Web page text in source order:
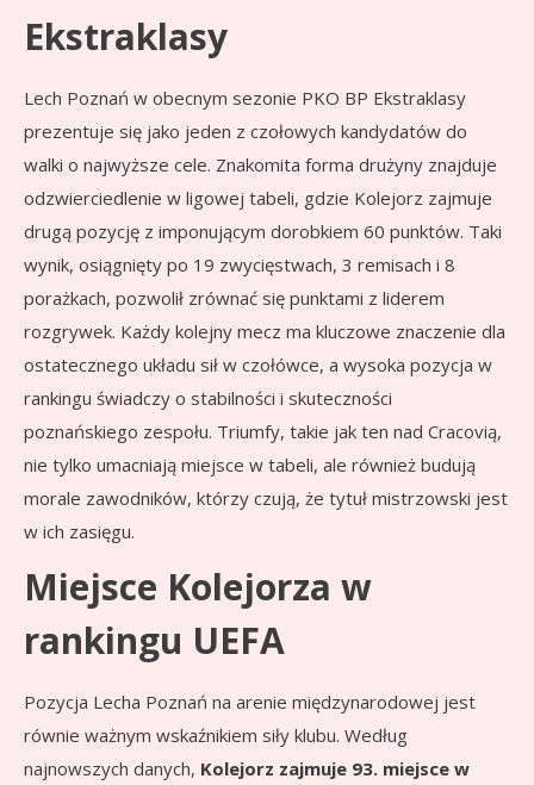
Ekstraklasy
Lech Poznań w obecnym sezonie PKO BP Ekstraklasy
prezentuje się jako jeden z czołowych kandydatów do
walki o najwyższe cele. Znakomita forma drużyny znajduje
odzwierciedlenie w ligowej tabeli, gdzie Kolejorz zajmuje
drugą pozycję z imponującym dorobkiem 60 punktów. Taki
wynik, osiągnięty po 19 zwycięstwach, 3 remisach i 8
porażkach, pozwolił zrównać się punktami z liderem
rozgrywek. Każdy kolejny mecz ma kluczowe znaczenie dla
ostatecznego układu sił w czołówce, a wysoka pozycja w
rankingu świadczy o stabilności i skuteczności
poznańskiego zespołu. Triumfy, takie jak ten nad Cracovią,
nie tylko umacniają miejsce w tabeli, ale również budują
morale zawodników, którzy czują, że tytuł mistrzowski jest
w ich zasięgu.
Miejsce Kolejorza w
rankingu UEFA
Pozycja Lecha Poznań na arenie międzynarodowej jest
równie ważnym wskaźnikiem siły klubu. Według
najnowszych danych, Kolejorz zajmuje 93. miejsce w